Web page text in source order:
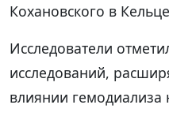
Кохановского в
Исследователи
исследований,
влиянии гемодиализа